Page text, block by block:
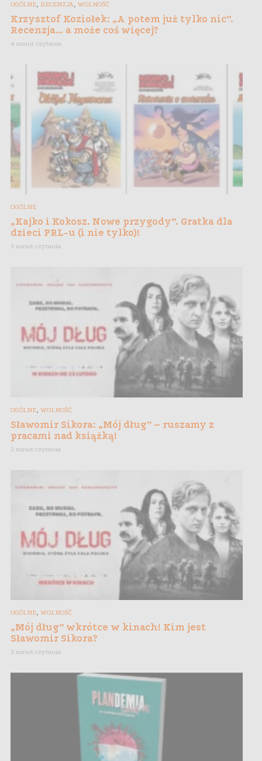
OGÓLNE RECENZJA WOLNOŚĆ
Krzysztof Koziołek: „A potem już tylko nic”.
Recenzja… a może coś więcej?
4 minut czytania
OGÓLNE
„Kajko i Kokosz. Nowe przygody”. Gratka dla
dzieci PRL-u (i nie tylko)!
3 minut czytania
OGÓLNE WOLNOŚĆ
Sławomir Sikora: „Mój dług” – ruszamy z
pracami nad książką!
2 minut czytania
OGÓLNE, WOLNOŚĆ
„Mój dług” wkrótce w kinach! Kim jest
Sławomir Sikora?
3 minut czytania